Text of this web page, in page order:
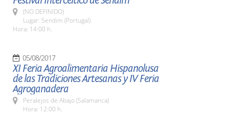
(NO DEFINIDO)
Lugar: Sendim (Portugal)
Hora: 14:00 h.
05/08/2017
XI Feria Agroalimentaria Hispanolusa
de las Tradiciones Artesanas y IV Feria
Agroganadera
Peralejos de Abajo (Salamanca)
Hora: 12:00 h.